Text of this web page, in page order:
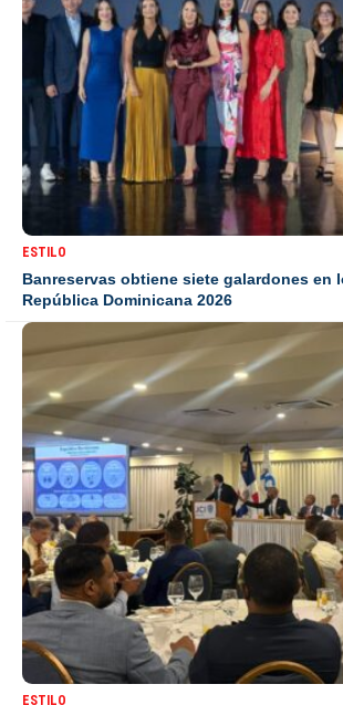
ESTILO
Banreservas obtiene siete galardones en
República Dominicana 2026
ESTILO